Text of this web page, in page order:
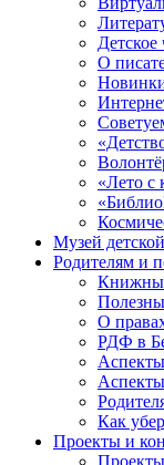
Детское
О
«Лето с
Музей
Родителям и
О
РДФ в
Как
Проекты и
Проекты